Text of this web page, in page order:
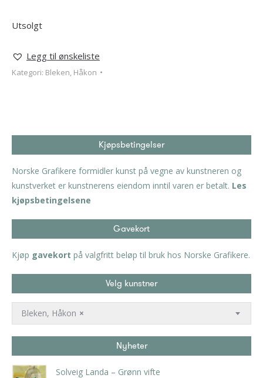
Utsolgt
Legg til ønskeliste
Kategori: Bleken, Håkon
Kjøpsbetingelser
Norske Grafikere formidler kunst på vegne av kunstneren og
kunstverket er kunstnerens eiendom inntil varen er betalt. Les
kjøpsbetingelsene
Gavekort
Kjøp gavekort på valgfritt beløp til bruk hos Norske Grafikere.
Velg kunstner
×
Bleken, Håkon
Nyheter
Solveig Landa – Grønn vifte